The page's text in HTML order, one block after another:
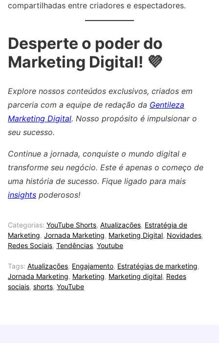
compartilhadas entre criadores e espectadores.
Desperte o poder do
Marketing Digital! 💜
Explore nossos conteúdos exclusivos, criados em
parceria com a equipe de redação da Gentileza
Marketing Digital. Nosso propósito é impulsionar o
seu sucesso.
Continue a jornada, conquiste o mundo digital e
transforme seu negócio. Este é apenas o começo de
uma história de sucesso. Fique ligado para mais
insights poderosos!
Categorias: YouTube Shorts, Atualizações, Estratégia de
Marketing, Jornada Marketing, Marketing Digital, Novidades,
Redes Sociais, Tendências, Youtube
Tags: Atualizações, Engajamento, Estratégias de marketing,
Jornada Marketing, Marketing, Marketing digital, Redes
sociais, shorts, YouTube